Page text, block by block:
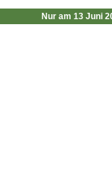
Nur am 13 Juni